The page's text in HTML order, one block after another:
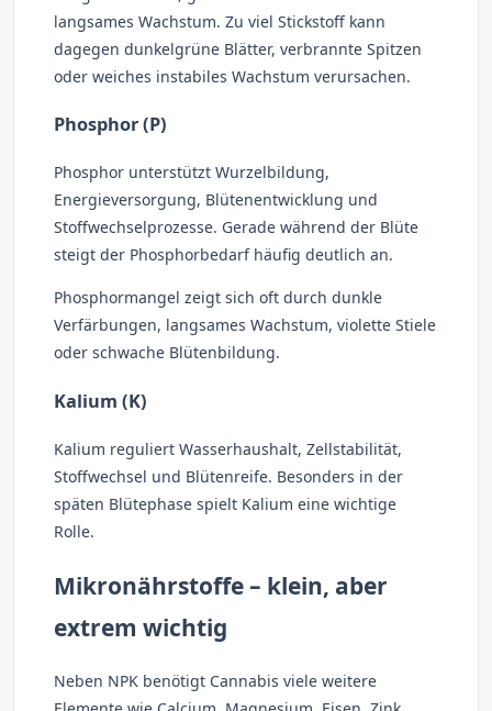
langsames Wachstum. Zu viel Stickstoff kann
dagegen dunkelgrüne Blätter, verbrannte Spitzen
oder weiches instabiles Wachstum verursachen.
Phosphor (P)
Phosphor unterstützt Wurzelbildung,
Energieversorgung, Blütenentwicklung und
Stoffwechselprozesse. Gerade während der Blüte
steigt der Phosphorbedarf häufig deutlich an.
Phosphormangel zeigt sich oft durch dunkle
Verfärbungen, langsames Wachstum, violette Stiele
oder schwache Blütenbildung.
Kalium (K)
Kalium reguliert Wasserhaushalt, Zellstabilität,
Stoffwechsel und Blütenreife. Besonders in der
späten Blütephase spielt Kalium eine wichtige
Rolle.
Mikronährstoffe – klein, aber
extrem wichtig
Neben NPK benötigt Cannabis viele weitere